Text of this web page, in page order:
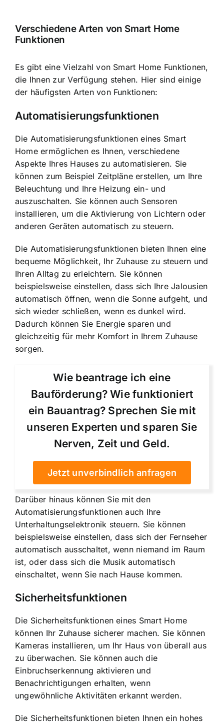
Verschiedene Arten von Smart Home
Funktionen
Es gibt eine Vielzahl von Smart Home Funktionen,
die Ihnen zur Verfügung stehen. Hier sind einige
der häufigsten Arten von Funktionen:
Automatisierungsfunktionen
Die Automatisierungsfunktionen eines Smart
Home ermöglichen es Ihnen, verschiedene
Aspekte Ihres Hauses zu automatisieren. Sie
können zum Beispiel Zeitpläne erstellen, um Ihre
Beleuchtung und Ihre Heizung ein- und
auszuschalten. Sie können auch Sensoren
installieren, um die Aktivierung von Lichtern oder
anderen Geräten automatisch zu steuern.
Die Automatisierungsfunktionen bieten Ihnen eine
bequeme Möglichkeit, Ihr Zuhause zu steuern und
Ihren Alltag zu erleichtern. Sie können
beispielsweise einstellen, dass sich Ihre Jalousien
automatisch öffnen, wenn die Sonne aufgeht, und
sich wieder schließen, wenn es dunkel wird.
Dadurch können Sie Energie sparen und
gleichzeitig für mehr Komfort in Ihrem Zuhause
sorgen.
Wie beantrage ich eine
Bauförderung? Wie funktioniert
ein Bauantrag? Sprechen Sie mit
unseren Experten und sparen Sie
Nerven, Zeit und Geld.
Jetzt unverbindlich anfragen
Darüber hinaus können Sie mit den
Automatisierungsfunktionen auch Ihre
Unterhaltungselektronik steuern. Sie können
beispielsweise einstellen, dass sich der Fernseher
automatisch ausschaltet, wenn niemand im Raum
ist, oder dass sich die Musik automatisch
einschaltet, wenn Sie nach Hause kommen.
Sicherheitsfunktionen
Die Sicherheitsfunktionen eines Smart Home
können Ihr Zuhause sicherer machen. Sie können
Kameras installieren, um Ihr Haus von überall aus
zu überwachen. Sie können auch die
Einbruchserkennung aktivieren und
Benachrichtigungen erhalten, wenn
ungewöhnliche Aktivitäten erkannt werden.
Die Sicherheitsfunktionen bieten Ihnen ein hohes